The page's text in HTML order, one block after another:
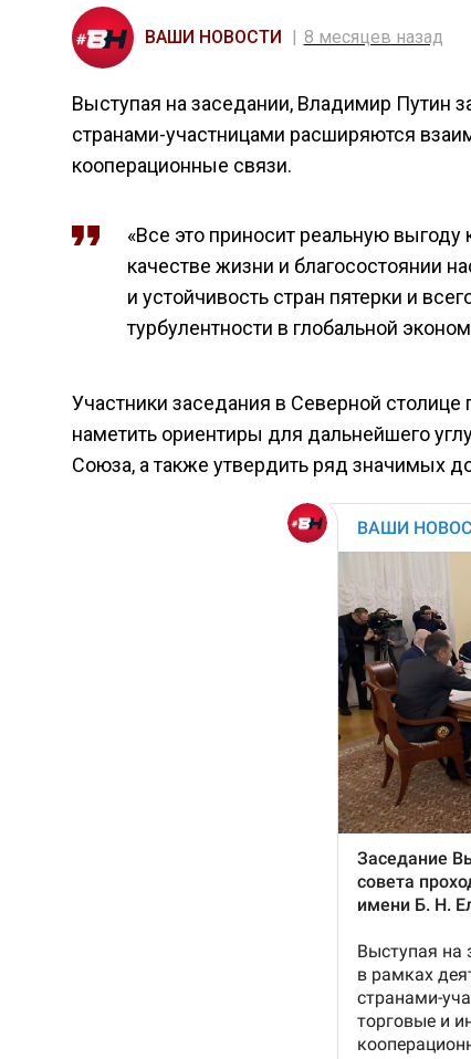
ВАШИ НОВОСТИ 8 месяцев назад
Выступая на заседании, Владимир Путин
странами-участницами расширяются
кооперационные связи.
«Все это приносит реальную
качестве жизни и благосостоянии
и устойчивость стран пятерки и
турбулентности в глобальной
Участники заседания в Северной
наметить ориентиры для дальнейшего
Союза, а также утвердить ряд значимых